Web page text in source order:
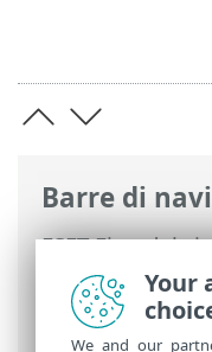
Barre di
ESET Fine del
del ciclo di vita
supporto
ESET
Your
We and our